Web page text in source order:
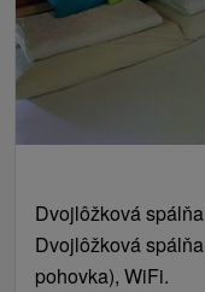
Dvojlôžková
Dvojlôžková
pohovka), WiFi.